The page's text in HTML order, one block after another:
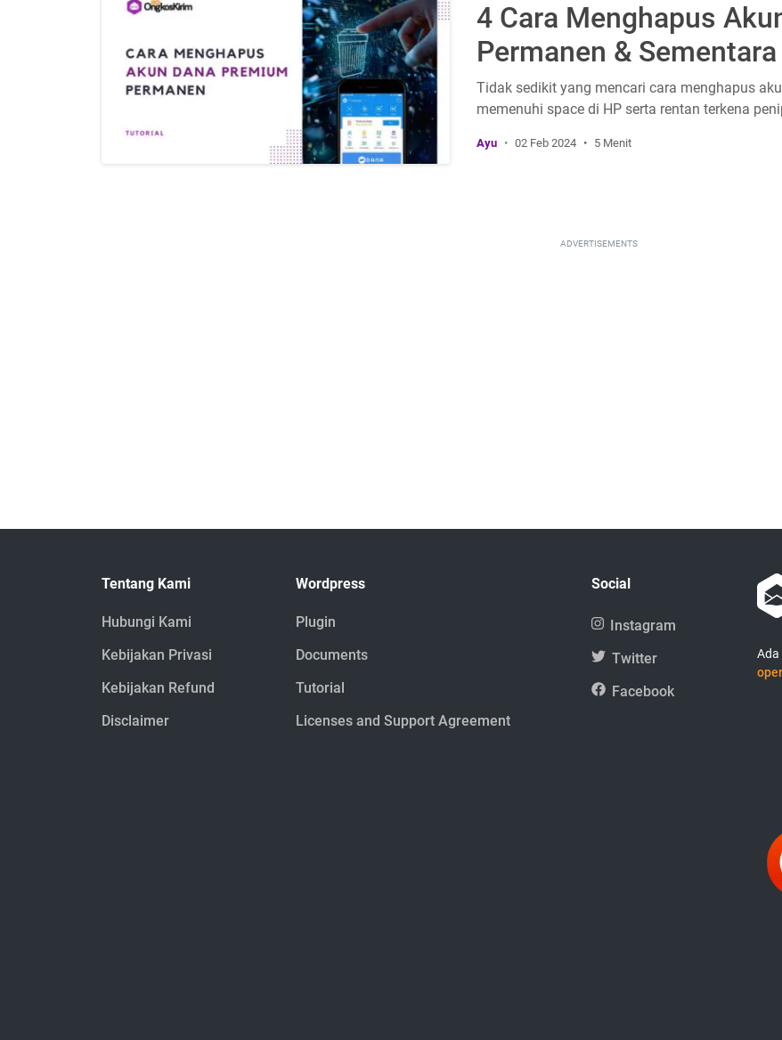
4 Cara Menghapus
Permanen & Sementara
Tidak sedikit yang mencari cara menghapus
memenuhi space di HP serta rentan terkena
Ayu 02 Feb 2024 5 Menit
ADVERTISEMENTS
Tentang Kami
Hubungi Kami
Kebijakan Privasi
Kebijakan Refund
Disclaimer
Wordpress
Plugin
Documents
Tutorial
Licenses and Support Agreement
Social
Instagram
Twitter
Facebook
Ada